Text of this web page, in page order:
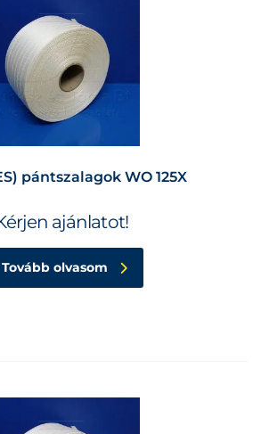
pántszalagok WO 125X
ajánlatot!
Tovább olvasom